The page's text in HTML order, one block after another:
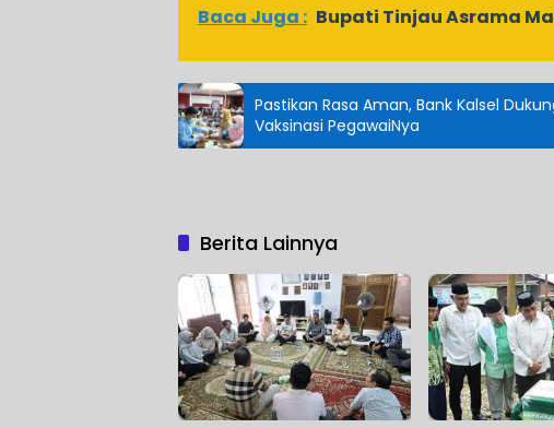
Baca Juga : Bupati Tinjau Asrama
Pastikan Rasa Aman, Bank Kalsel
Vaksinasi PegawaiNya
Berita Lainnya